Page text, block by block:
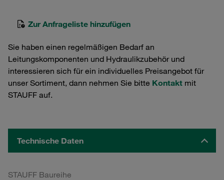
Zur Anfrageliste hinzufügen
Sie haben einen regelmäßigen Bedarf an
Leitungskomponenten und Hydraulikzubehör und
interessieren sich für ein individuelles Preisangebot für
unser Sortiment, dann nehmen Sie bitte Kontakt mit
STAUFF auf.
Technische Daten
STAUFF Baureihe